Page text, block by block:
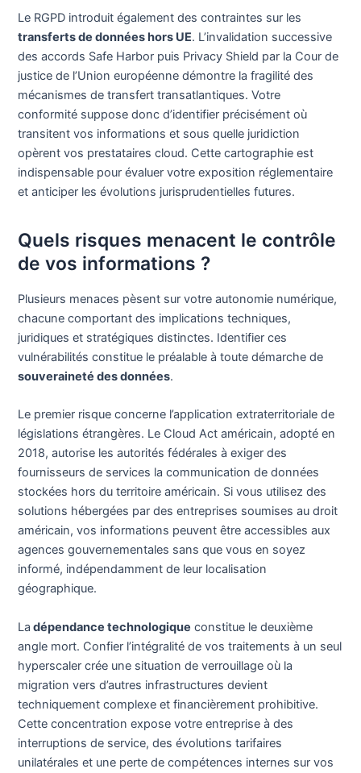
Le RGPD introduit également des contraintes sur les
transferts de données hors UE. L’invalidation successive
des accords Safe Harbor puis Privacy Shield par la Cour de
justice de l’Union européenne démontre la fragilité des
mécanismes de transfert transatlantiques. Votre
conformité suppose donc d’identifier précisément où
transitent vos informations et sous quelle juridiction
opèrent vos prestataires cloud. Cette cartographie est
indispensable pour évaluer votre exposition réglementaire
et anticiper les évolutions jurisprudentielles futures.
Quels risques menacent le contrôle
de vos informations ?
Plusieurs menaces pèsent sur votre autonomie numérique,
chacune comportant des implications techniques,
juridiques et stratégiques distinctes. Identifier ces
vulnérabilités constitue le préalable à toute démarche de
souveraineté des données.
Le premier risque concerne l’application extraterritoriale de
législations étrangères. Le Cloud Act américain, adopté en
2018, autorise les autorités fédérales à exiger des
fournisseurs de services la communication de données
stockées hors du territoire américain. Si vous utilisez des
solutions hébergées par des entreprises soumises au droit
américain, vos informations peuvent être accessibles aux
agences gouvernementales sans que vous en soyez
informé, indépendamment de leur localisation
géographique.
La dépendance technologique constitue le deuxième
angle mort. Confier l’intégralité de vos traitements à un seul
hyperscaler crée une situation de verrouillage où la
migration vers d’autres infrastructures devient
techniquement complexe et financièrement prohibitive.
Cette concentration expose votre entreprise à des
interruptions de service, des évolutions tarifaires
unilatérales et une perte de compétences internes sur vos